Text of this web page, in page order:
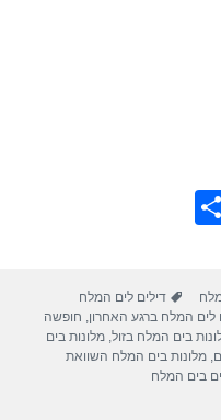
ים המלח – 23/10/2018
T
e תגיות
דילים לים המלח
לים המלח ברגע האחרון, חופשה
בים המלח בזול,מלונות בים
,מלונות בים המלח השוואת
בים המלח